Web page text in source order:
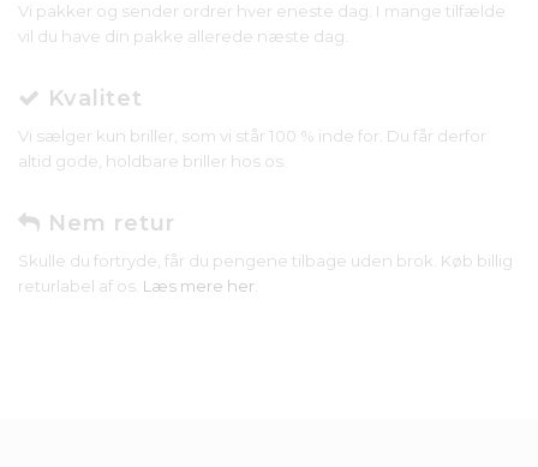
Vi pakker og sender ordrer hver eneste dag. I mange tilfælde
vil du have din pakke allerede næste dag.
Kvalitet
Vi sælger kun briller, som vi står 100 % inde for. Du får derfor
altid gode, holdbare briller hos os.
Nem retur
Skulle du fortryde, får du pengene tilbage uden brok. Køb billig
returlabel af os. Læs mere her.